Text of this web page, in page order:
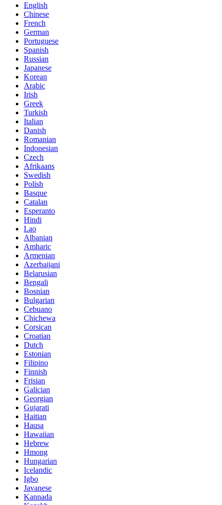
English
Chinese
French
German
Portuguese
Spanish
Russian
Japanese
Korean
Arabic
Irish
Greek
Turkish
Italian
Danish
Romanian
Indonesian
Czech
Afrikaans
Swedish
Polish
Basque
Catalan
Esperanto
Hindi
Lao
Albanian
Amharic
Armenian
Azerbaijani
Belarusian
Bengali
Bosnian
Bulgarian
Cebuano
Chichewa
Corsican
Croatian
Dutch
Estonian
Filipino
Finnish
Frisian
Galician
Georgian
Gujarati
Haitian
Hausa
Hawaiian
Hebrew
Hmong
Hungarian
Icelandic
Igbo
Javanese
Kannada